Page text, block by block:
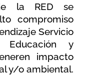
la RED se
compromiso
Servicio
Educación y
impacto
y/o ambiental.